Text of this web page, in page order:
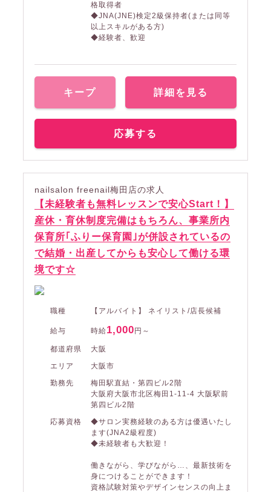
格取得者
◆JNA(JNE)検定2級保持者(または同等
以上スキルがある方)
◆経験者、歓迎
キープ 詳細を見る
応募する
nailsalon freenail梅田店の求人
【未経験者も無料レッスンで安心Start！】
産休・育休制度完備はもちろん、事業所内
保育所｢ふりー保育園｣が併設されているの
で結婚・出産してからも安心して働ける環
境です☆
職種 【アルバイト】 ネイリスト/店長候補
給与 時給1,000 円～
都道府県
大阪
エリア
大阪市
勤務先
梅田駅直結・第四ビル2階
大阪府大阪市北区梅田1-11-4 大阪駅前
第四ビル2階
応募資格
◆サロン実務経験のある方は優遇いたし
ます(JNA2級程度)
◆未経験者も大歓迎！
働きながら、学びながら…、最新技術を
身につけることができます！
資格試験対策やデザインセンスの向上ま